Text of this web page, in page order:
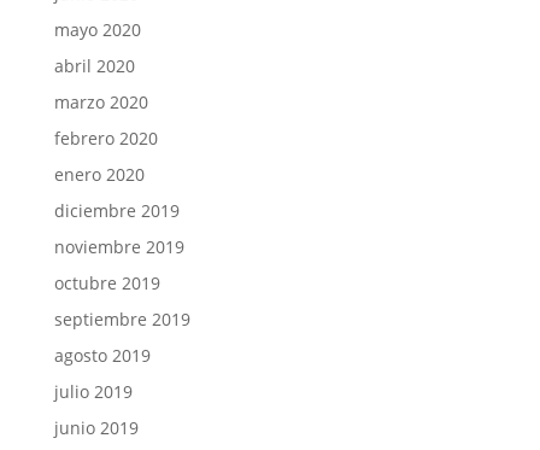
mayo 2020
abril 2020
marzo 2020
febrero 2020
enero 2020
diciembre 2019
noviembre 2019
octubre 2019
septiembre 2019
agosto 2019
julio 2019
junio 2019